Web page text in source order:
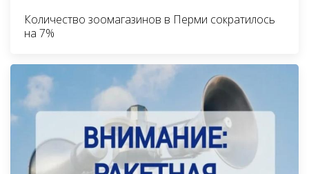
Количество зоомагазинов в Перми сократилось
на 7%